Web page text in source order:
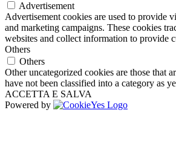
Advertisement
Advertisement cookies are used to provide
and marketing campaigns. These cookies
websites and collect information to provide
Others
Others
Other uncategorized cookies are those that
have not been classified into a category as
ACCETTA E SALVA
Powered by